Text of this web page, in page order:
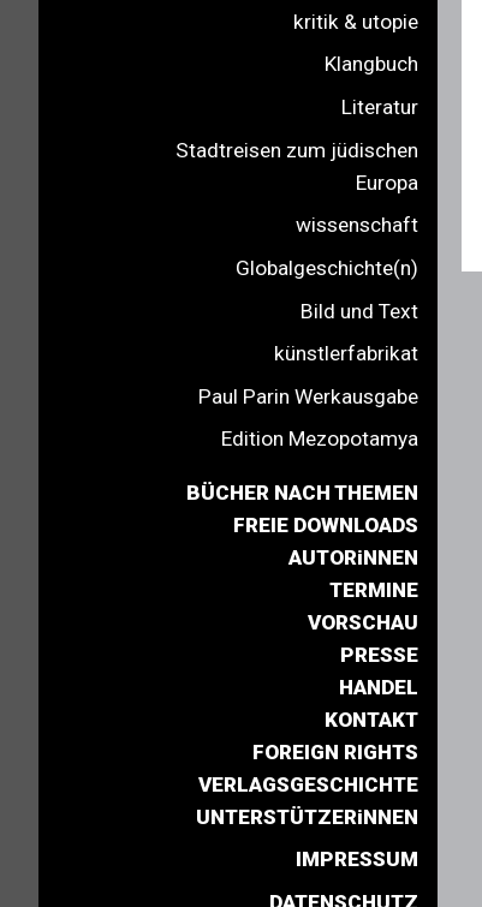
kritik & utopie
Klangbuch
Literatur
Stadtreisen zum jüdischen
Europa
wissenschaft
Globalgeschichte(n)
Bild und Text
künstlerfabrikat
Paul Parin Werkausgabe
Edition Mezopotamya
BÜCHER NACH THEMEN
FREIE DOWNLOADS
AUTORiNNEN
TERMINE
VORSCHAU
PRESSE
HANDEL
KONTAKT
FOREIGN RIGHTS
VERLAGSGESCHICHTE
UNTERSTÜTZERiNNEN
IMPRESSUM
DATENSCHUTZ